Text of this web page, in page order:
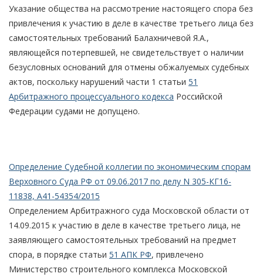
Указание общества на рассмотрение настоящего спора без
привлечения к участию в деле в качестве третьего лица без
самостоятельных требований Балахничевой Я.А.,
являющейся потерпевшей, не свидетельствует о наличии
безусловных оснований для отмены обжалуемых судебных
актов, поскольку нарушений части 1 статьи 51
Арбитражного процессуального кодекса Российской
Федерации судами не допущено.
Определение Судебной коллегии по экономическим спорам
Верховного Суда РФ от 09.06.2017 по делу N 305-КГ16-
11838, А41-54354/2015
Определением Арбитражного суда Московской области от
14.09.2015 к участию в деле в качестве третьего лица, не
заявляющего самостоятельных требований на предмет
спора, в порядке статьи 51 АПК РФ, привлечено
Министерство строительного комплекса Московской